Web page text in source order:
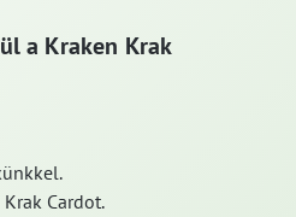
a Kraken Krak
Cardot.